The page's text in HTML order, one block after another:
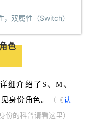
双属性（Switch）
色
细介绍了S、M、
身份角色。
（《认
份的科普请看这里）